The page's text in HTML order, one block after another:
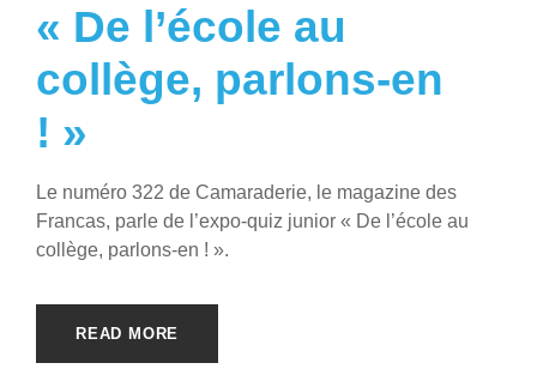
« De l’école au
collège, parlons-en
! »
Le numéro 322 de Camaraderie, le magazine des
Francas, parle de l’expo-quiz junior « De l’école au
collège, parlons-en ! ».
READ MORE